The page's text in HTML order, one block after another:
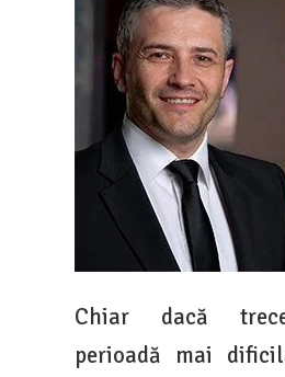
Chiar dacă
perioadă mai